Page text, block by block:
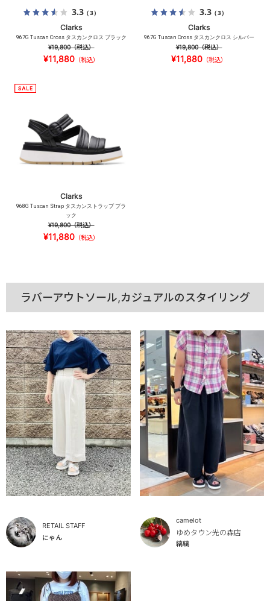
3.3（3）
Clarks
967G Tuscan Cross タスカンクロス ブラック
¥19,800（税込）
¥11,880 （税込）
3.3（3）
Clarks
967G Tuscan Cross タスカンクロス シルバー
¥19,800（税込）
¥11,880 （税込）
Clarks
968G Tuscan Strap タスカンストラップ ブラ
ック
¥19,800（税込）
¥11,880 （税込）
ラバーアウトソール,カジュアルのスタイリング
RETAIL STAFF
にゃん
camelot
ゆめタウン光の森店
縞縞